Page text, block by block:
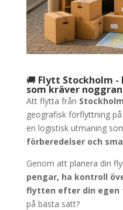
🚚 Flytt Stockholm -
som kräver
Att flytta från
geografisk förflyttning
en logistisk utmaning
förberedelser och
Genom att planera din
pengar, ha kontroll
flytten efter din egen
på bästa sätt?